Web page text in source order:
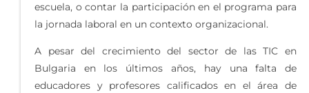
escuela, o contar la participación en el programa para
la jornada laboral en un contexto organizacional.
A pesar del crecimiento del sector de las TIC en
Bulgaria en los últimos años, hay una falta de
educadores y profesores calificados en el área de